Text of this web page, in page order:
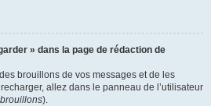
» dans la page de rédaction de
brouillons de vos messages et de les
allez dans le panneau de l’utilisateur
).